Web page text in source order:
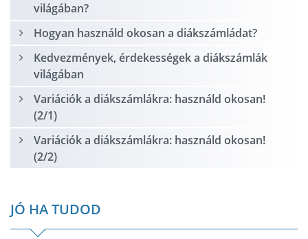
világában?
Hogyan használd okosan a diákszámládat?
Kedvezmények, érdekességek a diákszámlák
világában
Variációk a diákszámlákra: használd okosan!
(2/1)
Variációk a diákszámlákra: használd okosan!
(2/2)
JÓ HA TUDOD